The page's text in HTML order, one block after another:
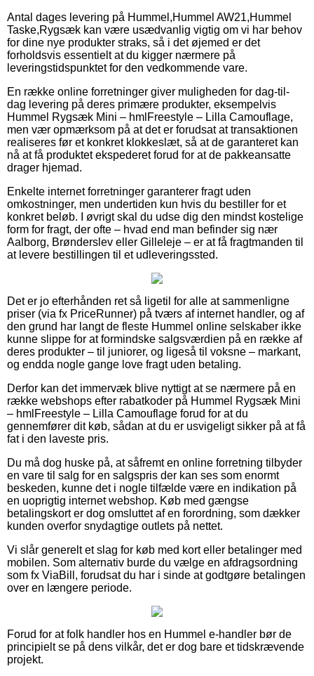
Antal dages levering på Hummel,Hummel AW21,Hummel
Taske,Rygsæk kan være usædvanlig vigtig om vi har behov
for dine nye produkter straks, så i det øjemed er det
forholdsvis essentielt at du kigger nærmere på
leveringstidspunktet for den vedkommende vare.
En række online forretninger giver muligheden for dag-til-
dag levering på deres primære produkter, eksempelvis
Hummel Rygsæk Mini – hmlFreestyle – Lilla Camouflage,
men vær opmærksom på at det er forudsat at transaktionen
realiseres før et konkret klokkeslæt, så at de garanteret kan
nå at få produktet ekspederet forud for at de pakkeansatte
drager hjemad.
Enkelte internet forretninger garanterer fragt uden
omkostninger, men undertiden kun hvis du bestiller for et
konkret beløb. I øvrigt skal du udse dig den mindst kostelige
form for fragt, der ofte – hvad end man befinder sig nær
Aalborg, Brønderslev eller Gilleleje – er at få fragtmanden til
at levere bestillingen til et udleveringssted.
Det er jo efterhånden ret så ligetil for alle at sammenligne
priser (via fx PriceRunner) på tværs af internet handler, og af
den grund har langt de fleste Hummel online selskaber ikke
kunne slippe for at formindske salgsværdien på en række af
deres produkter – til juniorer, og ligeså til voksne – markant,
og endda nogle gange love fragt uden betaling.
Derfor kan det immervæk blive nyttigt at se nærmere på en
række webshops efter rabatkoder på Hummel Rygsæk Mini
– hmlFreestyle – Lilla Camouflage forud for at du
gennemfører dit køb, sådan at du er usvigeligt sikker på at få
fat i den laveste pris.
Du må dog huske på, at såfremt en online forretning tilbyder
en vare til salg for en salgspris der kan ses som enormt
beskeden, kunne det i nogle tilfælde være en indikation på
en uoprigtig internet webshop. Køb med gængse
betalingskort er dog omsluttet af en forordning, som dækker
kunden overfor snydagtige outlets på nettet.
Vi slår generelt et slag for køb med kort eller betalinger med
mobilen. Som alternativ burde du vælge en afdragsordning
som fx ViaBill, forudsat du har i sinde at godtgøre betalingen
over en længere periode.
Forud for at folk handler hos en Hummel e-handler bør de
principielt se på dens vilkår, det er dog bare et tidskrævende
projekt.